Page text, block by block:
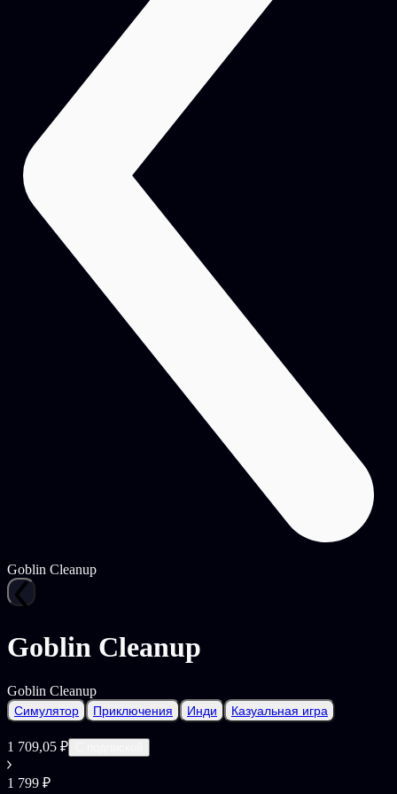
Goblin Cleanup
Goblin Cleanup
Goblin Cleanup
Симулятор Приключения Инди Казуальная игра
1 709,05 ₽
1 799 ₽